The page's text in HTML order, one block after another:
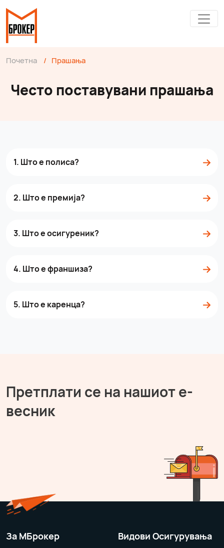
Почетна / Прашања
Често поставувани прашања
1. Што е полиса?
2. Што е премија?
3. Што е осигуреник?
4. Што е франшиза?
5. Што е каренца?
Претплати се на нашиот е-
весник
За MБрокер Видови Осигурувања